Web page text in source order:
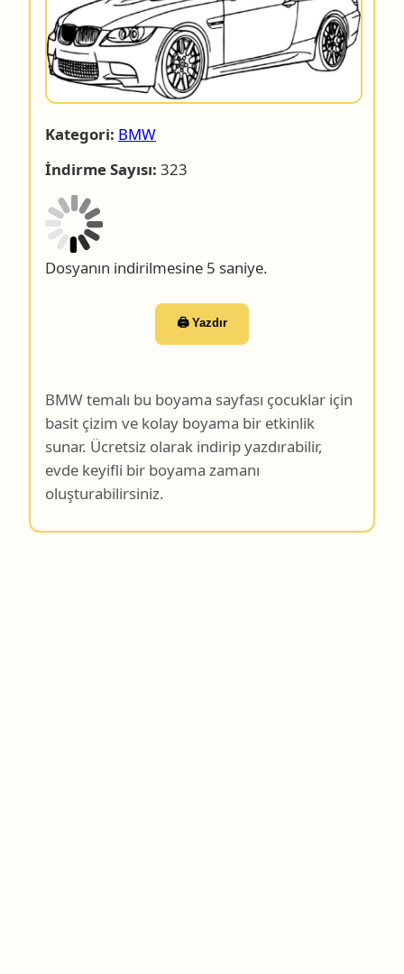
Kategori: BMW
İndirme Sayısı: 323
Dosyanın indirilmesine 4 saniye.
sunar. Ücretsiz olarak indirip yazdırabilir,
evde keyifli bir boyama zamanı
oluşturabilirsiniz.